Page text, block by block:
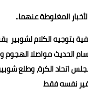
المغلوطة عنهما..
بتوجيه الكلام
الحديث مواصلا
اتحاد الكرة، وطلع
نفسه فقط